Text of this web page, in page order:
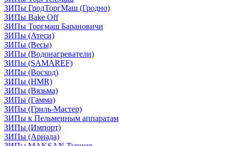
ЗИПы ГродТоргМаш (Гродно)
ЗИПы Bake Off
ЗИПы Торгмаш Барановичи
ЗИПы (Атеси)
ЗИПы (Весы)
ЗИПы (Водонагреватели)
ЗИПы (SAMAREF)
ЗИПы (Восход)
ЗИПы (HMR)
ЗИПы (Вязьма)
ЗИПы (Гамма)
ЗИПы (Гриль-Мастер)
ЗИПы к Пельменным аппаратам
ЗИПы (Импорт)
ЗИПы (Ариада)